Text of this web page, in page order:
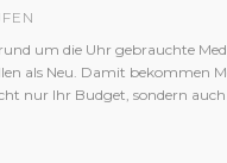
um die Uhr gebrauchte
als Neu. Damit bekommen
nur Ihr Budget, sondern